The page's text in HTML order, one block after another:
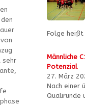
sehr
Folge heißt
Männliche
Potenzial
27. März
Nach einer
Qualirunde